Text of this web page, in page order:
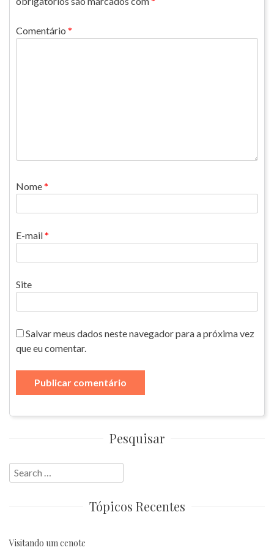
Comentário *
Nome*
E-mail*
Site
Salvar meus dados neste navegador para a próxima vez
que eu comentar.
Pesquisar
Search
for:
Tópicos Recentes
Visitando um cenote